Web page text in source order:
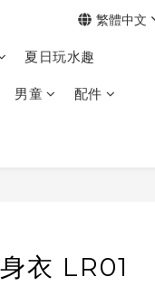
夏日玩水趣
男童 配件
繁體中文
衣 LR01